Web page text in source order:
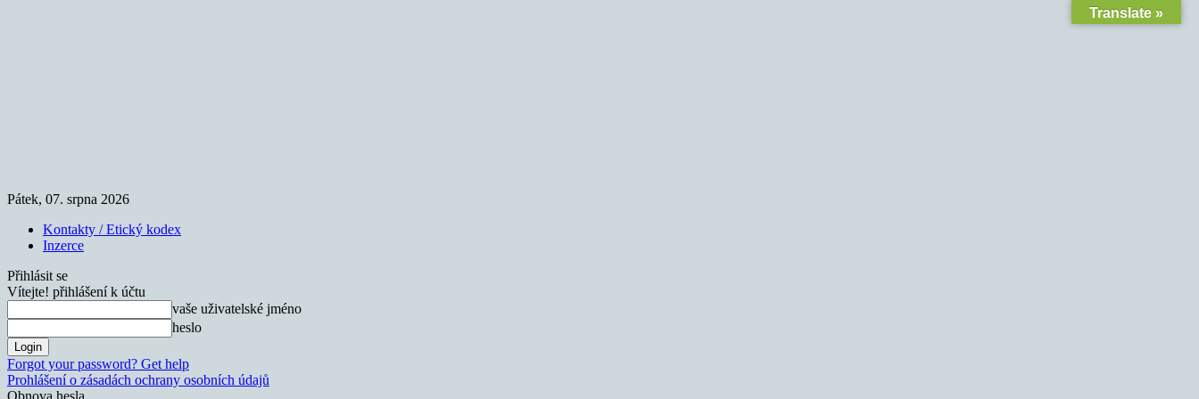
Pátek, 07. srpna 2026
Kontakty / Etický kodex
Inzerce
Přihlásit se
Vítejte! přihlášení k účtu
vaše uživatelské jméno
heslo
Forgot your password? Get help
Prohlášení o zásadách ochrany osobních údajů
Obnova hesla
Translate »